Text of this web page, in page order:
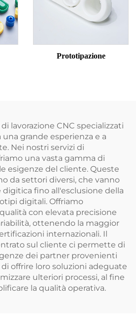
Prototipazione
lavorazione CNC specializzati
grande esperienza e a
Nei nostri servizi di
una vasta gamma di
esigenze del cliente. Queste
da settori diversi, che vanno
fino all'esclusione della
digitali. Offriamo
con elevata precisione
ottenendo la maggior
internazionali. Il
sul cliente ci permette di
dei partner provenienti
offrire loro soluzioni adeguate
ulteriori processi, al fine
la qualità operativa.